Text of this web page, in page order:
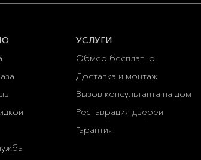
УСЛУГИ
Обмер бесплатно
Доставка и монтаж
Вызов консультанта на дом
Реставрация дверей
Гарантия